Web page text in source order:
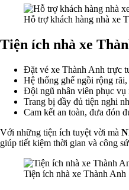
Hỗ trợ khách hàng nhà xe
Tiện ích nhà xe
Đặt vé xe Thành Anh trực
Hệ thống ghế ngồi rộng rãi,
Đội ngũ nhân viên phục vụ
Trang bị đầy đủ tiện nghi
Cam kết an toàn, đưa đón
Với những tiện ích tuyệt vời mà
giúp tiết kiệm thời gian và công
Tiện ích nhà xe Thành Anh